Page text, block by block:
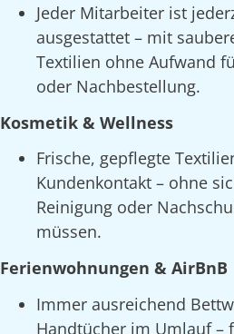
Jeder Mitarbeiter ist
ausgestattet – mit
Textilien ohne Aufwand
oder Nachbestellung.
Kosmetik & Wellness
Frische, gepflegte
Kundenkontakt – ohne
Reinigung oder
müssen.
Ferienwohnungen & AirBnB
Immer ausreichend
Handtücher im Umlauf –